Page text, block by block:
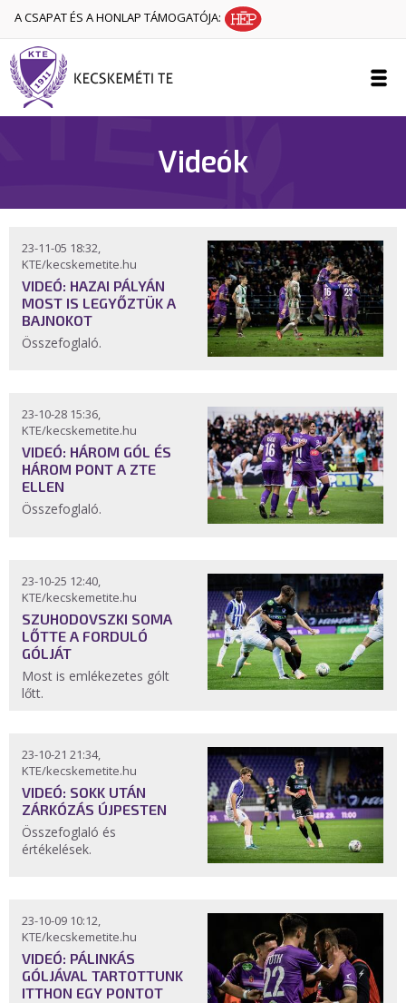
A CSAPAT ÉS A HONLAP TÁMOGATÓJA:
Videók
23-11-05 18:32,
KTE/kecskemetite.hu
VIDEÓ: HAZAI PÁLYÁN
MOST IS LEGYŐZTÜK A
BAJNOKOT
Összefoglaló.
23-10-28 15:36,
KTE/kecskemetite.hu
VIDEÓ: HÁROM GÓL ÉS
HÁROM PONT A ZTE
ELLEN
Összefoglaló.
23-10-25 12:40,
KTE/kecskemetite.hu
SZUHODOVSZKI SOMA
LŐTTE A FORDULÓ
GÓLJÁT
Most is emlékezetes gólt
lőtt.
23-10-21 21:34,
KTE/kecskemetite.hu
VIDEÓ: SOKK UTÁN
ZÁRKÓZÁS ÚJPESTEN
Összefoglaló és
értékelések.
23-10-09 10:12,
KTE/kecskemetite.hu
VIDEÓ: PÁLINKÁS
GÓLJÁVAL TARTOTTUNK
ITTHON EGY PONTOT